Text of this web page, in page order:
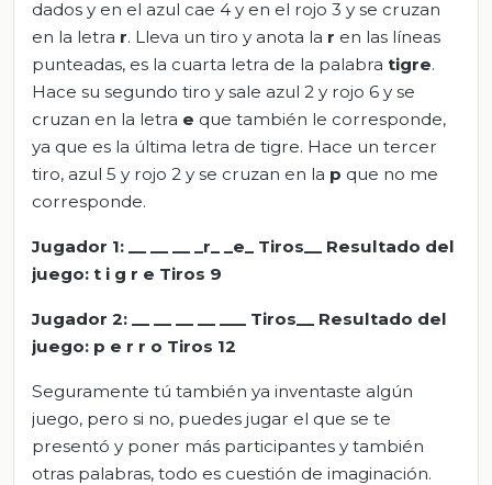
dados y en el azul cae 4 y en el rojo 3 y se cruzan
en la letra r. Lleva un tiro y anota la r en las líneas
punteadas, es la cuarta letra de la palabra tigre.
Hace su segundo tiro y sale azul 2 y rojo 6 y se
cruzan en la letra e que también le corresponde,
ya que es la última letra de tigre. Hace un tercer
tiro, azul 5 y rojo 2 y se cruzan en la p que no me
corresponde.
Jugador 1: r_ e _ Tiros
Resultado del
juego: t i g r e Tiros 9
Jugador 2: _ Tiros
_ Resultado del
juego: p e r r o Tiros 12
Seguramente tú también ya inventaste algún
juego, pero si no, puedes jugar el que se te
presentó y poner más participantes y también
otras palabras, todo es cuestión de imaginación.